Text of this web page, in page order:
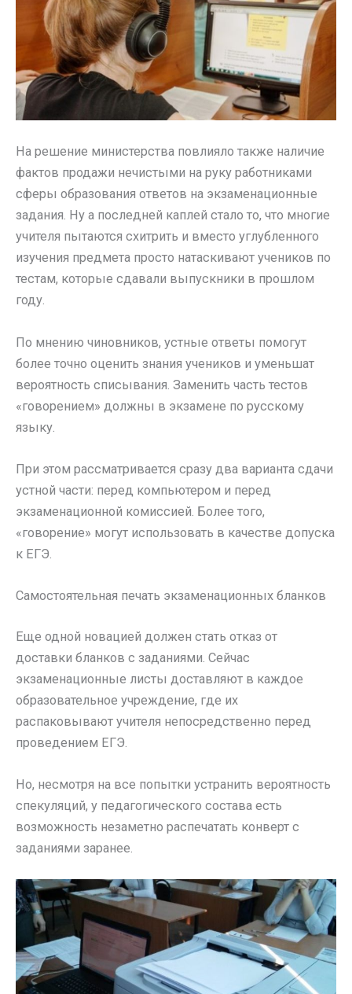
На решение министерства повлияло также наличие
фактов продажи нечистыми на руку работниками
сферы образования ответов на экзаменационные
задания. Ну а последней каплей стало то, что многие
учителя пытаются схитрить и вместо углубленного
изучения предмета просто натаскивают учеников по
тестам, которые сдавали выпускники в прошлом
году.
По мнению чиновников, устные ответы помогут
более точно оценить знания учеников и уменьшат
вероятность списывания. Заменить часть тестов
«говорением» должны в экзамене по русскому
языку.
При этом рассматривается сразу два варианта сдачи
устной части: перед компьютером и перед
экзаменационной комиссией. Более того,
«говорение» могут использовать в качестве допуска
к ЕГЭ.
Самостоятельная печать экзаменационных бланков
Еще одной новацией должен стать отказ от
доставки бланков с заданиями. Сейчас
экзаменационные листы доставляют в каждое
образовательное учреждение, где их
распаковывают учителя непосредственно перед
проведением ЕГЭ.
Но, несмотря на все попытки устранить вероятность
спекуляций, у педагогического состава есть
возможность незаметно распечатать конверт с
заданиями заранее.